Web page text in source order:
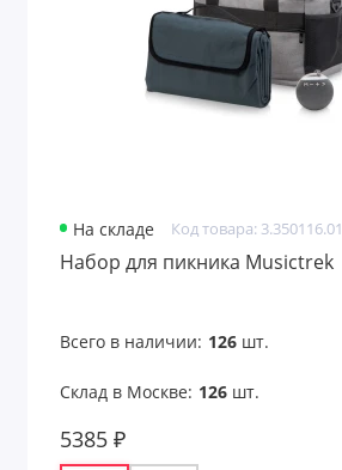
На складе Код товара: 3.350116.01
Набор для пикника Musictrek
Всего в наличии: 126шт.
Склад в Москве: 126шт.
5385 ₽